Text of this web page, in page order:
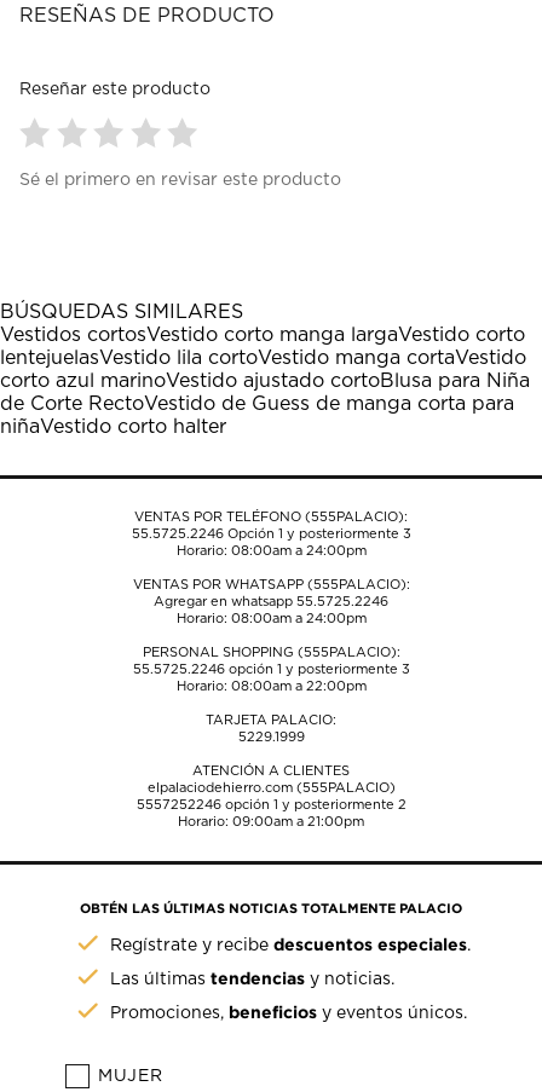
RESEÑAS DE PRODUCTO
Reseñar este producto
para
1
estrella
Esta
acción
abrirá
el
formulario
envío.
para
estrellas.
Esta
acción
abrirá
el
formulario
envío.
para
estrellas.
Esta
acción
abrirá
el
formulario
envío.
para
estrellas.
Esta
acción
abrirá
el
formulario
envío.
para
estrellas.
Esta
acción
abrirá
el
formulario
envío.
Sé el primero en revisar este producto
BÚSQUEDAS SIMILARES
Vestidos cortosVestido corto manga largaVestido corto
lentejuelasVestido lila cortoVestido manga cortaVestido
corto azul marinoVestido ajustado cortoBlusa para Niña
de Corte RectoVestido de Guess de manga corta para
niñaVestido corto halter
VENTAS POR TELÉFONO (555PALACIO):
55.5725.2246Opción 1 y posteriormente 3
Horario: 08:00am a 24:00pm
VENTAS POR WHATSAPP (555PALACIO):
Agregar en whatsapp 55.5725.2246
Horario: 08:00am a 24:00pm
PERSONAL SHOPPING (555PALACIO):
55.5725.2246opción 1 y posteriormente 3
Horario: 08:00am a 22:00pm
TARJETA PALACIO:
5229.1999
ATENCIÓN A CLIENTES
elpalaciodehierro.com (555PALACIO)
5557252246opción 1 y posteriormente 2
Horario: 09:00am a 21:00pm
OBTÉN LAS ÚLTIMAS NOTICIAS TOTALMENTE PALACIO
Regístrate y recibedescuentos especiales.
Las últimastendencias y noticias.
Promociones, beneficios y eventos únicos.
MUJER